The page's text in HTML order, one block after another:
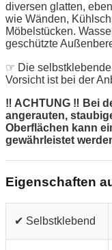
diversen glatten,
wie Wänden,
Möbelstücken.
geschützte
☞ Die
Vorsicht ist bei der
‼ ACHTUNG ‼ Bei
angerauten,
Oberflächen kann
gewährleistet
Eigenschaften
✔ Selbstklebend